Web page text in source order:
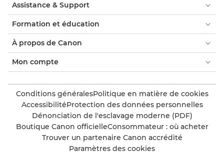
Assistance & Support
Formation et éducation
À propos de Canon
Mon compte
Conditions généralesPolitique en matière de cookies
AccessibilitéProtection des données personnelles
Dénonciation de l'esclavage moderne (PDF)
Boutique Canon officielleConsommateur : où acheter
Trouver un partenaire Canon accrédité
Paramètres des cookies